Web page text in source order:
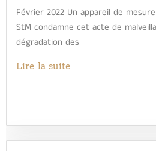
Février 2022 Un appareil de
StM condamne cet acte de
dégradation des
Lire la suite